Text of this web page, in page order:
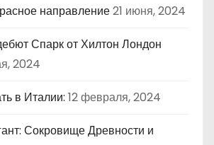
направление21 июня, 2024
Спарк от Хилтон Лондон
2024
в Италии: 12 февраля, 2024
Сокровище Древности и